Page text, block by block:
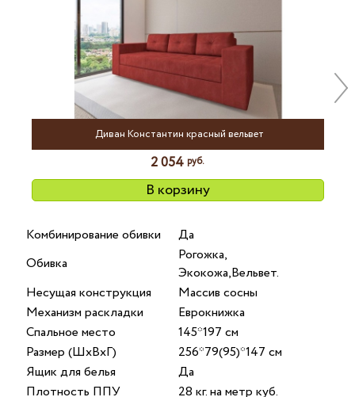
Диван Константин красный вельвет
2 054 руб.
В корзину
Комбинирование обивки
Да
Обивка
Рогожка,
Экокожа,Вельвет.
Несущая конструкция
Массив сосны
Механизм раскладки
Еврокнижка
Спальное место
145*197 см
Размер (ШхВхГ)
256*79(95)*147 см
Ящик для белья
Да
Плотность ППУ
28 кг. на метр куб.